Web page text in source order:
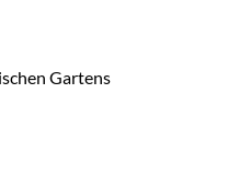
Gar­tens